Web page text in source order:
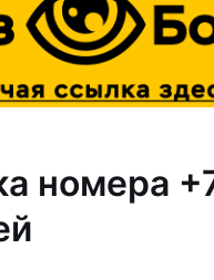
номера